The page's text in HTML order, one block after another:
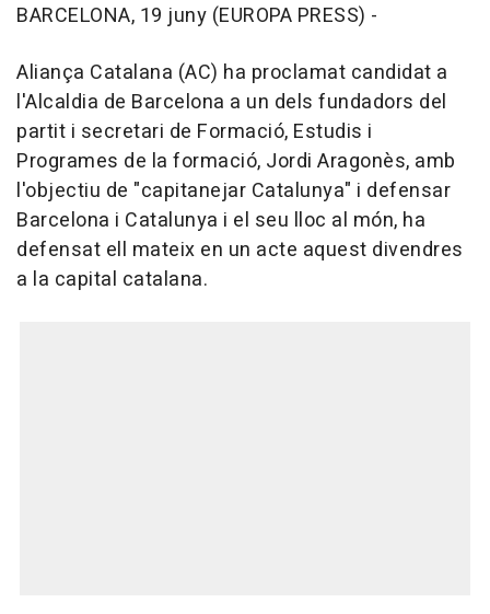
BARCELONA, 19 juny (EUROPA PRESS) -
Aliança Catalana (AC) ha proclamat candidat a
l'Alcaldia de Barcelona a un dels fundadors del
partit i secretari de Formació, Estudis i
Programes de la formació, Jordi Aragonès, amb
l'objectiu de "capitanejar Catalunya" i defensar
Barcelona i Catalunya i el seu lloc al món, ha
defensat ell mateix en un acte aquest divendres
a la capital catalana.